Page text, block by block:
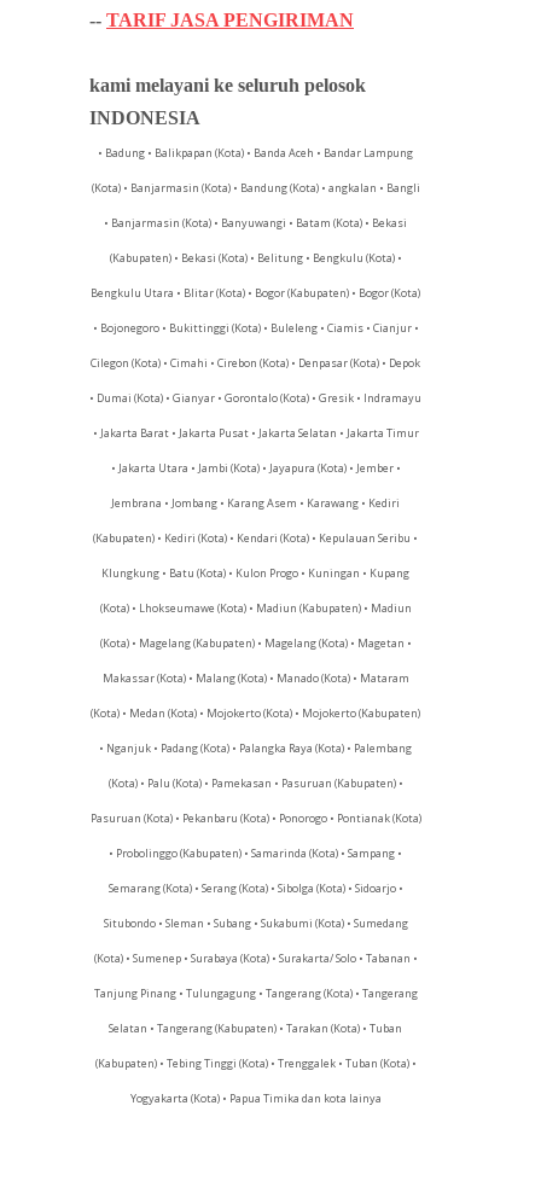
-- TARIF JASA PENGIRIMAN
kami melayani ke seluruh pelosok
INDONESIA
• Badung • Balikpapan (Kota) • Banda Aceh • Bandar Lampung
(Kota) • Banjarmasin (Kota) • Bandung (Kota) • angkalan • Bangli
• Banjarmasin (Kota) • Banyuwangi • Batam (Kota) • Bekasi
(Kabupaten) • Bekasi (Kota) • Belitung • Bengkulu (Kota) •
Bengkulu Utara • Blitar (Kota) • Bogor (Kabupaten) • Bogor (Kota)
• Bojonegoro • Bukittinggi (Kota) • Buleleng • Ciamis • Cianjur •
Cilegon (Kota) • Cimahi • Cirebon (Kota) • Denpasar (Kota) • Depok
• Dumai (Kota) • Gianyar • Gorontalo (Kota) • Gresik • Indramayu
• Jakarta Barat • Jakarta Pusat • Jakarta Selatan • Jakarta Timur
• Jakarta Utara • Jambi (Kota) • Jayapura (Kota) • Jember •
Jembrana • Jombang • Karang Asem • Karawang • Kediri
(Kabupaten) • Kediri (Kota) • Kendari (Kota) • Kepulauan Seribu •
Klungkung • Batu (Kota) • Kulon Progo • Kuningan • Kupang
(Kota) • Lhokseumawe (Kota) • Madiun (Kabupaten) • Madiun
(Kota) • Magelang (Kabupaten) • Magelang (Kota) • Magetan •
Makassar (Kota) • Malang (Kota) • Manado (Kota) • Mataram
(Kota) • Medan (Kota) • Mojokerto (Kota) • Mojokerto (Kabupaten)
• Nganjuk • Padang (Kota) • Palangka Raya (Kota) • Palembang
(Kota) • Palu (Kota) • Pamekasan • Pasuruan (Kabupaten) •
Pasuruan (Kota) • Pekanbaru (Kota) • Ponorogo • Pontianak (Kota)
• Probolinggo (Kabupaten) • Samarinda (Kota) • Sampang •
Semarang (Kota) • Serang (Kota) • Sibolga (Kota) • Sidoarjo •
Situbondo • Sleman • Subang • Sukabumi (Kota) • Sumedang
(Kota) • Sumenep • Surabaya (Kota) • Surakarta/ Solo • Tabanan •
Tanjung Pinang • Tulungagung • Tangerang (Kota) • Tangerang
Selatan • Tangerang (Kabupaten) • Tarakan (Kota) • Tuban
(Kabupaten) • Tebing Tinggi (Kota) • Trenggalek • Tuban (Kota) •
Yogyakarta (Kota) • Papua Timika dan kota lainya